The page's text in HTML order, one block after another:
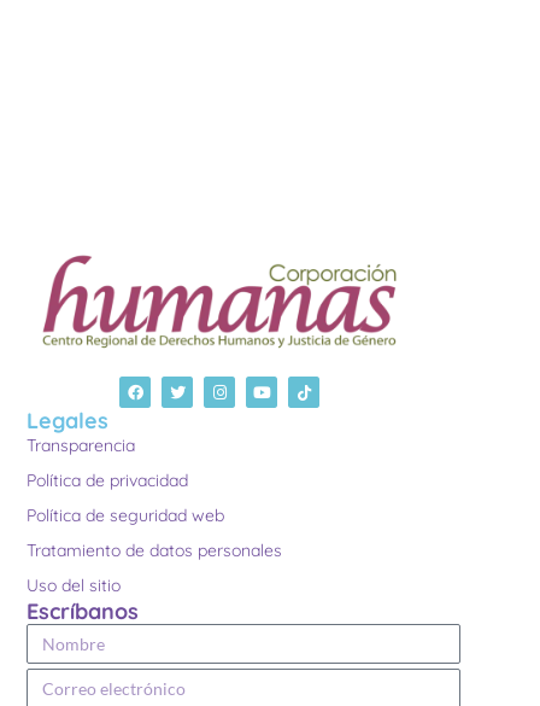
Legales
Transparencia
Política de privacidad
Política de seguridad web
Tratamiento de datos personales
Uso del sitio
Escríbanos